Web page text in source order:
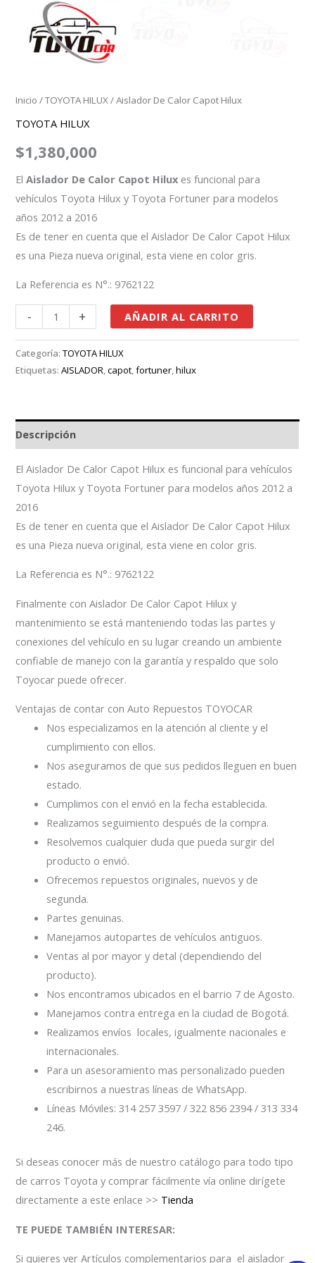
Inicio /TOYOTA HILUX/ Aislador De Calor Capot Hilux
TOYOTA HILUX
$1,380,000
ElAislador De Calor Capot Hilux es funcional para
vehículos Toyota Hilux y Toyota Fortuner para modelos
años 2012 a 2016
Es de tener en cuenta que el Aislador De Calor Capot Hilux
es una Pieza nueva original, esta viene en color gris.
La Referencia es N°.: 9762122
- + AÑADIR AL CARRITO
Categoría:TOYOTA HILUX
Etiquetas:AISLADOR,capot,fortuner,hilux
Descripción
El Aislador De Calor Capot Hilux es funcional para vehículos
Toyota Hilux y Toyota Fortuner para modelos años 2012 a
2016
Es de tener en cuenta que el Aislador De Calor Capot Hilux
es una Pieza nueva original, esta viene en color gris.
La Referencia es N°.: 9762122
Finalmente con Aislador De Calor Capot Hilux y
mantenimiento se está manteniendo todas las partes y
conexiones del vehículo en su lugar creando un ambiente
confiable de manejo con la garantía y respaldo que solo
Toyocar puede ofrecer.
Ventajas de contar con Auto Repuestos TOYOCAR
Nos especializamos en la atención al cliente y el
cumplimiento con ellos.
Nos aseguramos de que sus pedidos lleguen en buen
estado.
Cumplimos con el envió en la fecha establecida.
Realizamos seguimiento después de la compra.
Resolvemos cualquier duda que pueda surgir del
producto o envió.
Ofrecemos repuestos originales, nuevos y de
segunda.
Partes genuinas.
Manejamos autopartes de vehículos antiguos.
Ventas al por mayor y detal (dependiendo del
producto).
Nos encontramos ubicados en el barrio 7 de Agosto.
Manejamos contra entrega en la ciudad de Bogotá.
Realizamos envíos locales, igualmente nacionales e
internacionales.
Para un asesoramiento mas personalizado pueden
escribirnos a nuestras líneas de WhatsApp.
Líneas Móviles: 314 257 3597 / 322 856 2394 / 313 334
246.
Si deseas conocer más de nuestro catálogo para todo tipo
de carros Toyota y comprar fácilmente vía online dirígete
directamente a este enlace >> Tienda
TE PUEDE TAMBIÉN INTERESAR:
Si quieres ver Artículos complementarios para el aislador